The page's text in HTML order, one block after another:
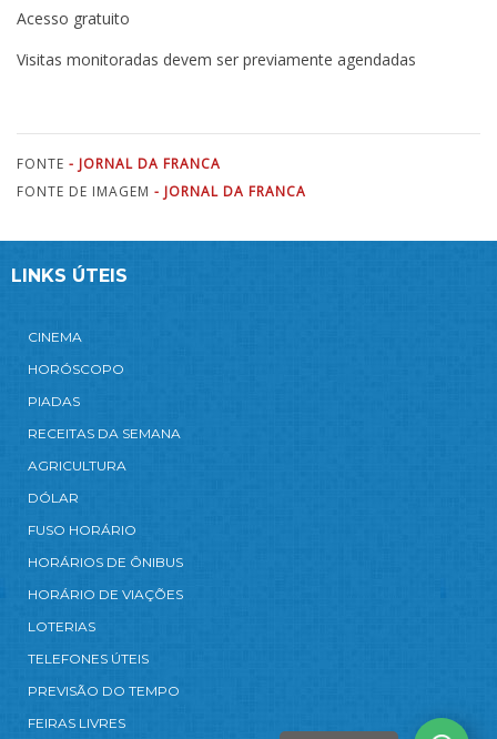
Acesso gratuito
Visitas monitoradas devem ser previamente agendadas
FONTE - JORNAL DA FRANCA
FONTE DE IMAGEM - JORNAL DA FRANCA
LINKS ÚTEIS
CINEMA
HORÓSCOPO
PIADAS
RECEITAS DA SEMANA
AGRICULTURA
DÓLAR
FUSO HORÁRIO
HORÁRIOS DE ÔNIBUS
HORÁRIO DE VIAÇÕES
LOTERIAS
TELEFONES ÚTEIS
PREVISÃO DO TEMPO
FEIRAS LIVRES